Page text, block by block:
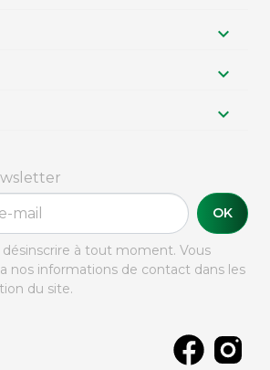
OK
à tout moment. Vous
nos informations de contact dans les
du site.